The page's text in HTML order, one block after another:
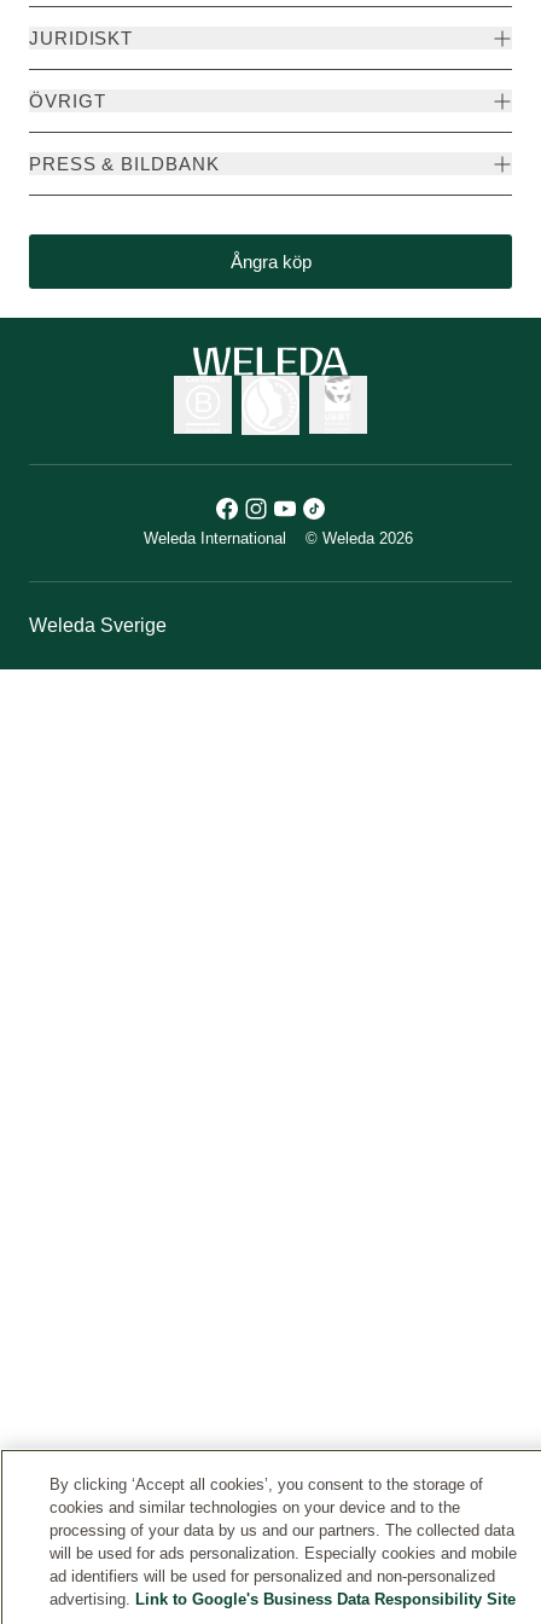
JURIDISKT
ÖVRIGT
PRESS & BILDBANK
Ångra köp
Weleda International © Weleda 2026
Weleda Sverige
By clicking ‘Accept all cookies’, you consent to the storage of
cookies and similar technologies on your device and to the
processing of your data by us and our partners. The collected data
will be used for ads personalization. Especially cookies and mobile
ad identifiers will be used for personalized and non-personalized
advertising. Link to Google's Business Data Responsibility Site